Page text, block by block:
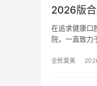
2026版
在追求健康口
院，一直致
全民爱美